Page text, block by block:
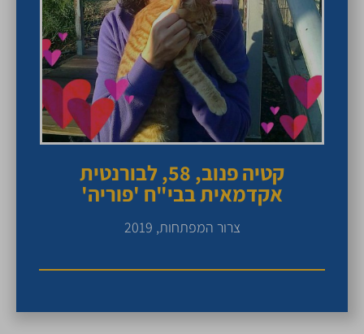
קטיה פנוב, 58, לבורנטית
אקדמאית בבי"ח 'פוריה'
צרור המפתחות, 2019